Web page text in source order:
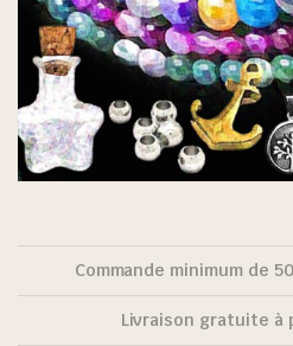
Commande minimum de
Livraison gratuite à